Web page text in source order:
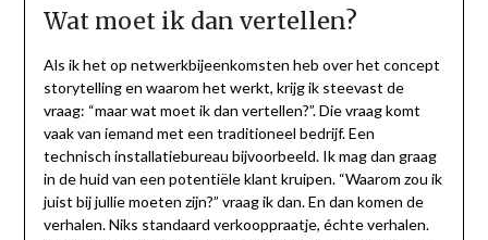
Wat moet ik dan vertellen?
Als ik het op netwerkbijeenkomsten heb over het concept
storytelling en waarom het werkt, krijg ik steevast de
vraag: “maar wat moet ik dan vertellen?”. Die vraag komt
vaak van iemand met een traditioneel bedrijf. Een
technisch installatiebureau bijvoorbeeld. Ik mag dan graag
in de huid van een potentiële klant kruipen. “Waarom zou ik
juist bij jullie moeten zijn?” vraag ik dan. En dan komen de
verhalen. Niks standaard verkooppraatje, échte verhalen.